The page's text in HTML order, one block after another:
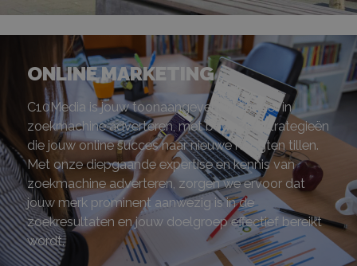
ONLINE MARKETING
C10Media is jouw toonaangevende partner in
zoekmachine adverteren, met bewezen strategieën
die jouw online succes naar nieuwe hoogten tillen.
Met onze diepgaande expertise en kennis van
zoekmachine adverteren, zorgen we ervoor dat
jouw merk prominent aanwezig is in de
zoekresultaten en jouw doelgroep effectief bereikt
wordt.